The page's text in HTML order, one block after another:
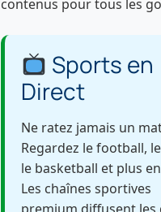
contenus pour tous les
Sports en
Direct
Ne ratez jamais un
Regardez le football,
le basketball et plus
Les chaînes sportives